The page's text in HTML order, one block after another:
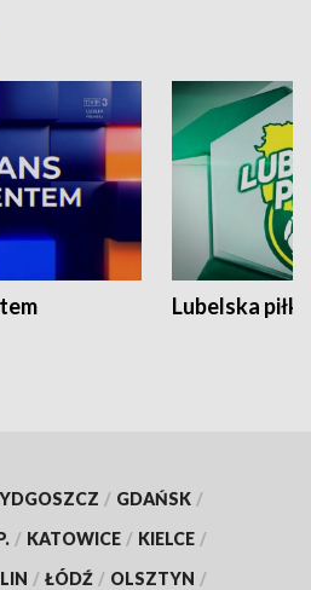
Lubelska piłka
/ GDAŃSK /
/ KATOWICE / KIELCE /
/ ŁÓDŹ / OLSZTYN /